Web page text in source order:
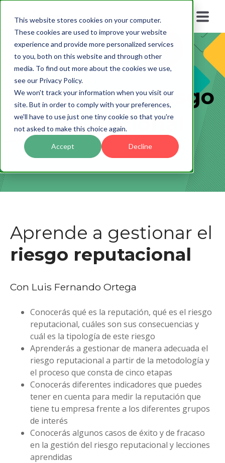
This website stores cookies on your computer.
These cookies are used to improve your website
experience and provide more personalized services
to you, both on this website and through other
media. To find out more about the cookies we use,
see our Privacy Policy.
We won't track your information when you visit our
site. But in order to comply with your preferences,
we'll have to use just one tiny cookie so that you're
not asked to make this choice again.
Accept Decline
Gestión del Riesgo
Reputacional
Aprende a gestionar el
riesgo reputacional
Con Luis Fernando Ortega
Conocerás qué es la reputación, qué es el riesgo
reputacional, cuáles son sus consecuencias y
cuál es la tipología de este riesgo
Aprenderás a gestionar de manera adecuada el
riesgo reputacional a partir de la metodología y
el proceso que consta de cinco etapas
Conocerás diferentes indicadores que puedes
tener en cuenta para medir la reputación que
tiene tu empresa frente a los diferentes grupos
de interés
Conocerás algunos casos de éxito y de fracaso
en la gestión del riesgo reputacional y lecciones
aprendidas